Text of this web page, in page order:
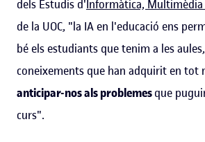
dels Estudis d' Informàtica,
de la UOC, "la IA en l'educació ens
bé els estudiants que tenim a les
coneixements que han adquirit en tot
anticipar-nos als problemesque
curs".